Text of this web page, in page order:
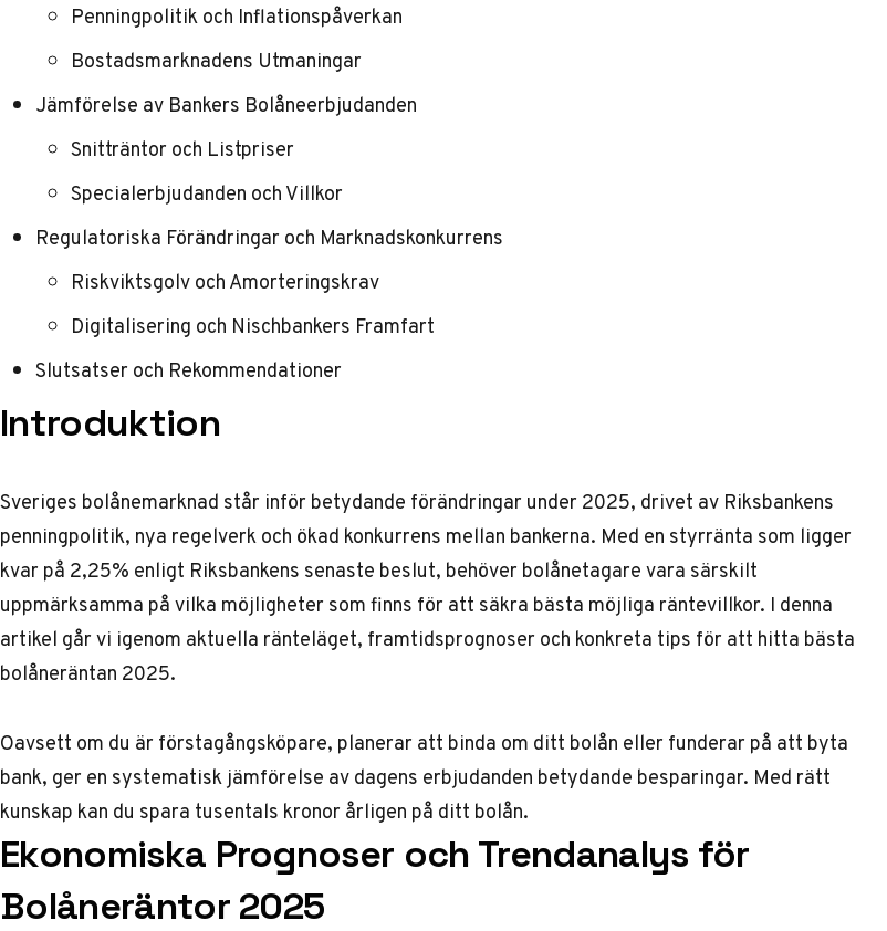
Penningpolitik och Inflationspåverkan
Bostadsmarknadens Utmaningar
Jämförelse av Bankers Bolåneerbjudanden
Snitträntor och Listpriser
Specialerbjudanden och Villkor
Regulatoriska Förändringar och Marknadskonkurrens
Riskviktsgolv och Amorteringskrav
Digitalisering och Nischbankers Framfart
Slutsatser och Rekommendationer
Introduktion
Sveriges bolånemarknad står inför betydande förändringar under 2025, drivet av Riksbankens
penningpolitik, nya regelverk och ökad konkurrens mellan bankerna. Med en styrränta som ligger
kvar på 2,25% enligt Riksbankens senaste beslut, behöver bolånetagare vara särskilt
uppmärksamma på vilka möjligheter som finns för att säkra bästa möjliga räntevillkor. I denna
artikel går vi igenom aktuella ränteläget, framtidsprognoser och konkreta tips för att hitta bästa
bolåneräntan 2025.
Oavsett om du är förstagångsköpare, planerar att binda om ditt bolån eller funderar på att byta
bank, ger en systematisk jämförelse av dagens erbjudanden betydande besparingar. Med rätt
kunskap kan du spara tusentals kronor årligen på ditt bolån.
Ekonomiska Prognoser och Trendanalys för
Bolåneräntor 2025